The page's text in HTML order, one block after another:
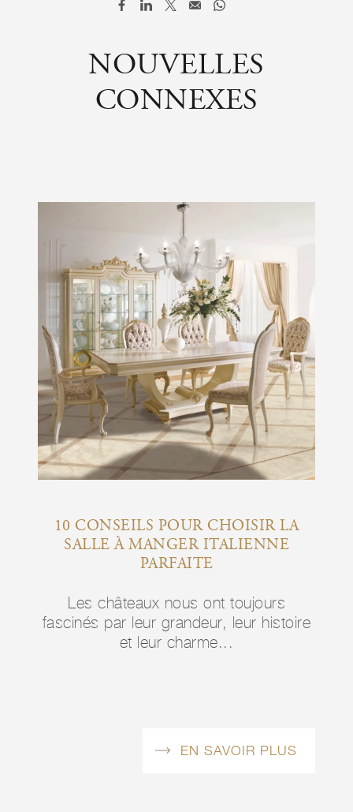
NOUVELLES
CONNEXES
10 CONSEILS POUR CHOISIR LA
SALLE À MANGER ITALIENNE
PARFAITE
Les châteaux nous ont toujours
fascinés par leur grandeur, leur histoire
et leur charme...
EN SAVOIR PLUS